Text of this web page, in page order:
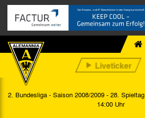
2. Bundesliga - Saison 2008/2009 - 28. Spieltag
14:00 Uhr